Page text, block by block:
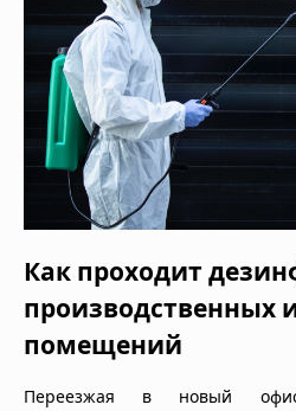
Как проходит
производственных
помещений
Переезжая в новый